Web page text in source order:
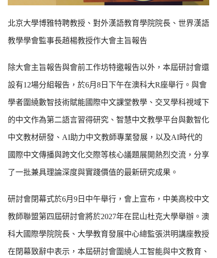
北京大學博雅特聘教授、對外漢語教育學院院長、世界漢語
教學學會監事長趙楊教授作大會主旨報告
除大會主旨報告與會前工作坊特邀報告以外，本屆研討會還
設有12場分組報告，於6月8日下午在澳科大R座舉行。與會
學者圍繞數智技術賦能國際中文課堂教學、交叉學科視域下
的中文作為第二語言習得研究、智慧中文教學平台與數智化
中文教材研發、AI助力中文教師專業發展，以及AI時代的
國際中文傳播與跨文化交際等核心議題展開熱烈交流，分享
了一批兼具理論深度與實踐價值的最新研究成果。
研討會閉幕式於6月9日中午舉行，會上宣布，中美高校中文
教師聯盟第四屆研討會將於2027年在昆山杜克大學舉辦。澳
科大國際學院院長、大學教育發展中心總監張洪明講座教授
在閉幕致辭中表示，本屆研討會圍繞人工智能與中文教育、